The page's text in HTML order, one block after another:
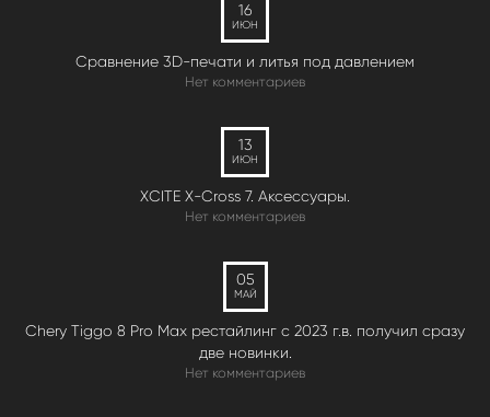
16
ИЮН
Сравнение 3D-печати и литья под давлением
Нет комментариев
13
ИЮН
XCITE X-Cross 7. Аксессуары.
Нет комментариев
05
МАЙ
Chery Tiggo 8 Pro Max рестайлинг с 2023 г.в. получил сразу
две новинки.
Нет комментариев